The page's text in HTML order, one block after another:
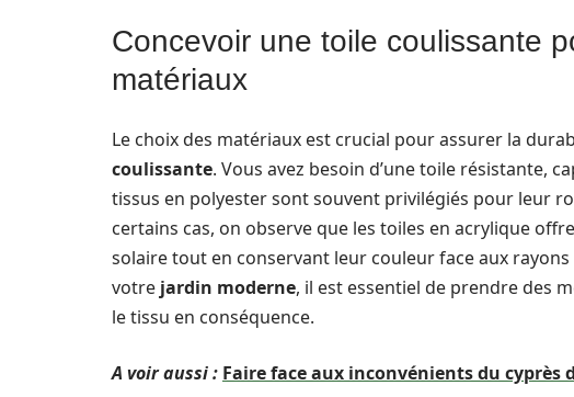
Concevoir une toile coulissante
matériaux
Le choix des matériaux est crucial pour assurer la
coulissante. Vous avez besoin d’une toile résistante,
tissus en polyester sont souvent privilégiés pour leur
certains cas, on observe que les toiles en acrylique
solaire tout en conservant leur couleur face aux
votre jardin moderne, il est essentiel de prendre des
le tissu en conséquence.
A voir aussi : Faire face aux inconvénients du cyprès